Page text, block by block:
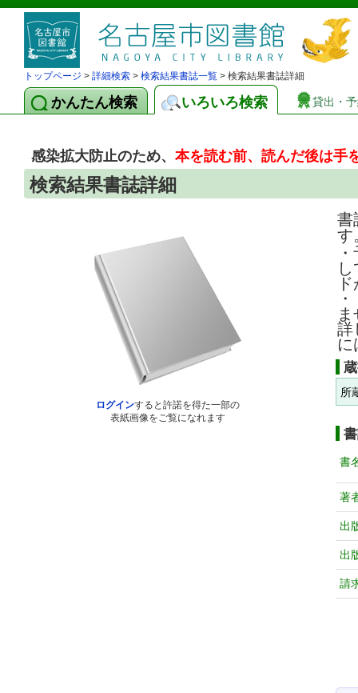
トップページ > 詳細検索 > 検索結果書誌一覧 > 検索結果書誌詳細
かんたん検索 いろいろ検索 貸出・
感染拡大防止のため、本を読む前、読んだ後は手
検索結果書誌詳細
ログインすると許諾を得た一部の
表紙画像をご覧になれます
書
す
詳
に
所
書
著
出
出
請